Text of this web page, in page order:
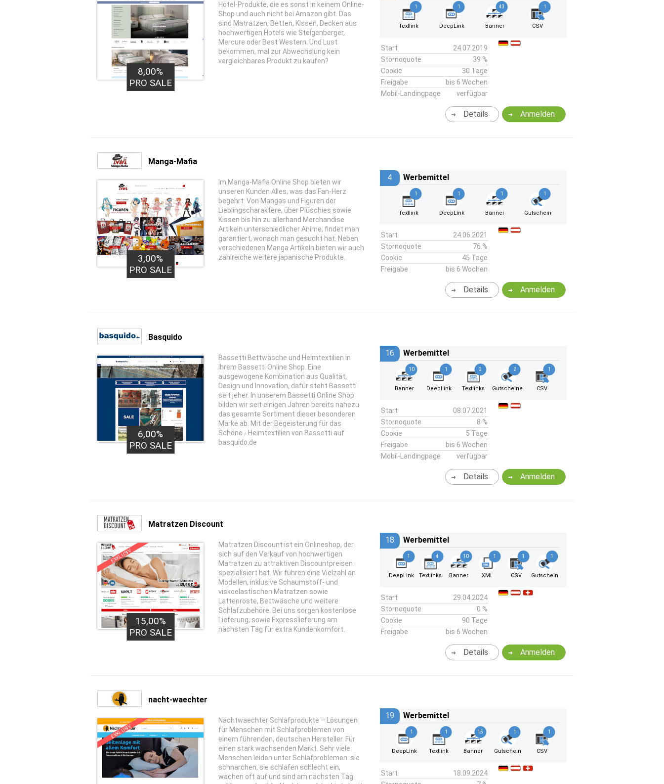
8,00%
PRO SALE
Hotel-Produkte, die es sonst in keinem Online-
Shop und auch nicht bei Amazon gibt. Das
sind Matratzen, Betten, Kissen, Decken aus
hochwertigen Hotels wie Steigenberger,
Mercure oder Best Western. Und Lust
bekommen, mal zur Abwechslung kein
vergleichbares Produkt zu kaufen?
1
Textlink
1
DeepLink
43
Banner
1
CSV
Start
24.07.2019
Stornoquote
39 %
Cookie
30 Tage
Freigabe
bis 6 Wochen
Mobil-Landingpage
verfügbar
Anmelden
Details
Manga-Mafia
3,00%
PRO SALE
Im Manga-Mafia Online Shop bieten wir
unseren Kunden Alles, was das Fan-Herz
begehrt. Von Mangas und Figuren der
Lieblingscharaktere, über Plüschies sowie
Kissen bis hin zu allerhand Merchandise
Artikeln unterschiedlicher Anime, findet man
garantiert, wonach man gesucht hat. Neben
verschiedenen Manga Artikeln bieten wir auch
zahlreiche weitere japanische Produkte.
4 Werbemittel
1
Textlink
1
DeepLink
1
Banner
1
Gutschein
Start
24.06.2021
Stornoquote
76 %
Cookie
45 Tage
Freigabe
bis 6 Wochen
Anmelden
Details
Basquido
6,00%
PRO SALE
Bassetti Bettwäsche und Heimtextilien in
Ihrem Bassetti Online Shop. Eine
ausgewogene Kombination aus Qualität,
Design und Innovation, dafür steht Bassetti
seit jeher. In unserem Bassetti Online Shop
bilden wir seit einigen Jahren bereits nahezu
das gesamte Sortiment dieser besonderen
Marke ab. Mit der Begeisterung für das
Schöne - Heimtextilien von Bassetti auf
basquido.de
16 Werbemittel
10
Banner
1
DeepLink
2
Textlinks
2
Gutscheine
1
CSV
Start
08.07.2021
Stornoquote
8 %
Cookie
5 Tage
Freigabe
bis 6 Wochen
Mobil-Landingpage
verfügbar
Anmelden
Details
Matratzen Discount
EXKLUSIV
15,00%
PRO SALE
Matratzen Discount ist ein Onlineshop, der
sich auf den Verkauf von hochwertigen
Matratzen zu attraktiven Discountpreisen
spezialisiert hat. Wir führen eine Vielzahl an
Modellen, inklusive Schaumstoff- und
viskoelastischen Matratzen sowie
Lattenroste, Bettwäsche und weitere
Schlafzubehöre. Bei uns sorgen kostenlose
Lieferung, sowie Expresslieferung am
nächsten Tag für extra Kundenkomfort.
18 Werbemittel
1
DeepLink
4
Textlinks
10
Banner
1
XML
1
CSV
1
Gutschein
Start
29.04.2024
Stornoquote
0 %
Cookie
90 Tage
Freigabe
bis 6 Wochen
Anmelden
Details
nacht-waechter
EXKLUSIV
Nachtwaechter Schlafprodukte – Lösungen
für Menschen mit Schlafproblemen von
einem führenden, deutschen Hersteller. Für
einen stark wachsenden Markt. Sehr viele
Menschen leiden unter Schlafproblemen: sie
schnarchen, sie schlafen schlecht ein,
wachen oft auf und sind am nächsten Tag
19 Werbemittel
1
DeepLink
1
Textlink
15
Banner
1
Gutschein
1
CSV
Start
18.09.2024